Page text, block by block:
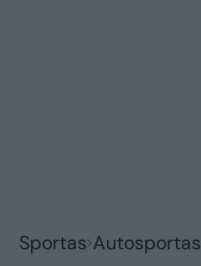
Sportas Autosportas